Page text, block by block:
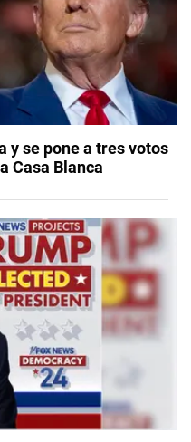
y se pone a tres votos
Casa Blanca